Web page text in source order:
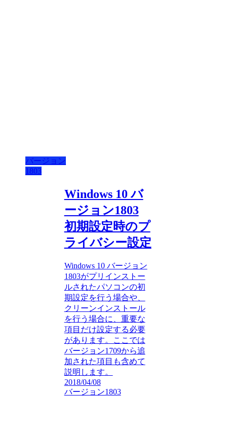
バージョン
1803
Windows 10 バ
ージョン1803
初期設定時のプ
ライバシー設定
Windows 10 バージョン
1803がプリインストー
ルされたパソコンの初
期設定を行う場合や、
クリーンインストール
を行う場合に、重要な
項目だけ設定する必要
があります。ここでは
バージョン1709から追
加された項目も含めて
説明します。
2018/04/08
バージョン1803